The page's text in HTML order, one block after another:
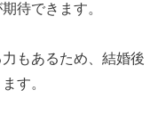
待できます。
もあるため、結婚後
す。